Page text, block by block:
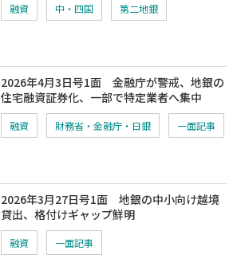
融資 中・四国 第二地銀
2026年4月3日号1面 金融庁が警戒、地銀の
住宅融資証券化、一部で特定業者へ集中
融資 財務省・金融庁・日銀 一面記事
2026年3月27日号1面 地銀の中小向け越境
貸出、格付けギャップ鮮明
融資 一面記事